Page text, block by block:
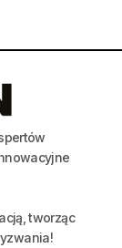
tworząc